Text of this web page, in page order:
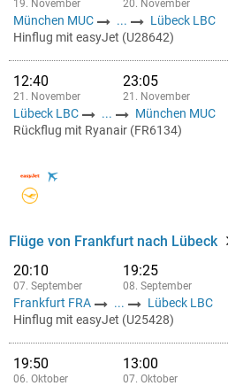
19. November 20. November
München MUC ...
Lübeck LBC
Hinflug mit easyJet (U28642)
12:40
21. November
23:05
21. November
Lübeck LBC ...
München MUC
Rückflug mit Ryanair (FR6134)
Flüge von Frankfurt nach Lübeck
20:10
07. September
19:25
08. September
Frankfurt FRA ...
Lübeck LBC
Hinflug mit easyJet (U25428)
19:50
06. Oktober
13:00
07. Oktober